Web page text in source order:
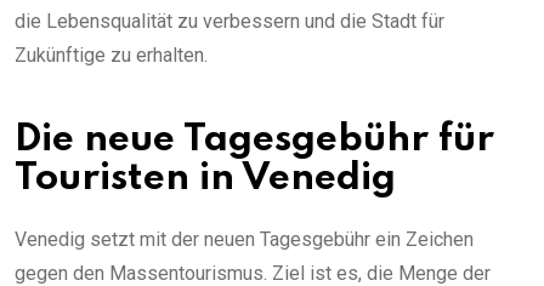
die Lebensqualität zu verbessern und die Stadt für
Zukünftige zu erhalten.
Die neue Tagesgebühr für
Touristen in Venedig
Venedig setzt mit der neuen Tagesgebühr ein Zeichen
gegen den Massentourismus. Ziel ist es, die Menge der